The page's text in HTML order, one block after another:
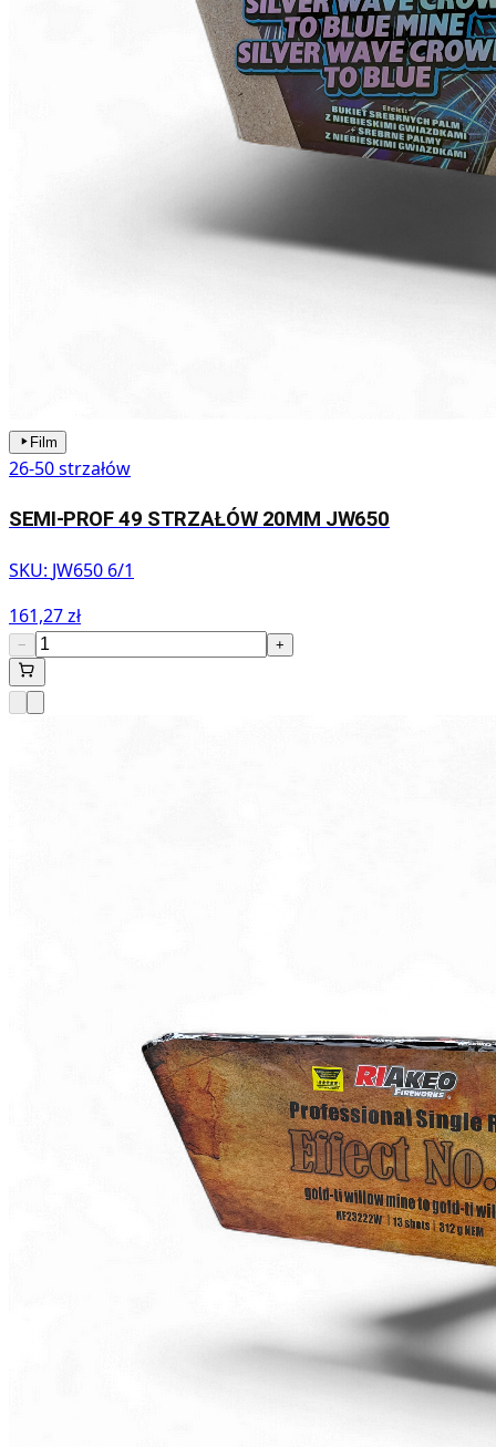
Film
26-50 strzałów
SEMI-PROF 49 STRZAŁÓW 20MM JW650
SKU: JW650 6/1
161,27 zł
− +